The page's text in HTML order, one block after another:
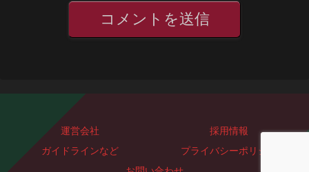
運営会社
採用情報
ガイドラインなど
プライバシーポリシー